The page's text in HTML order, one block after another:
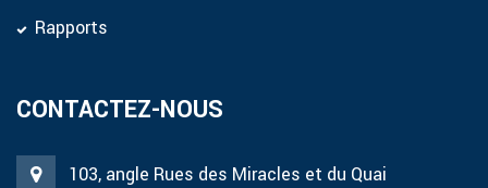
Rapports
CONTACTEZ-NOUS
103, angle Rues des Miracles et du Quai